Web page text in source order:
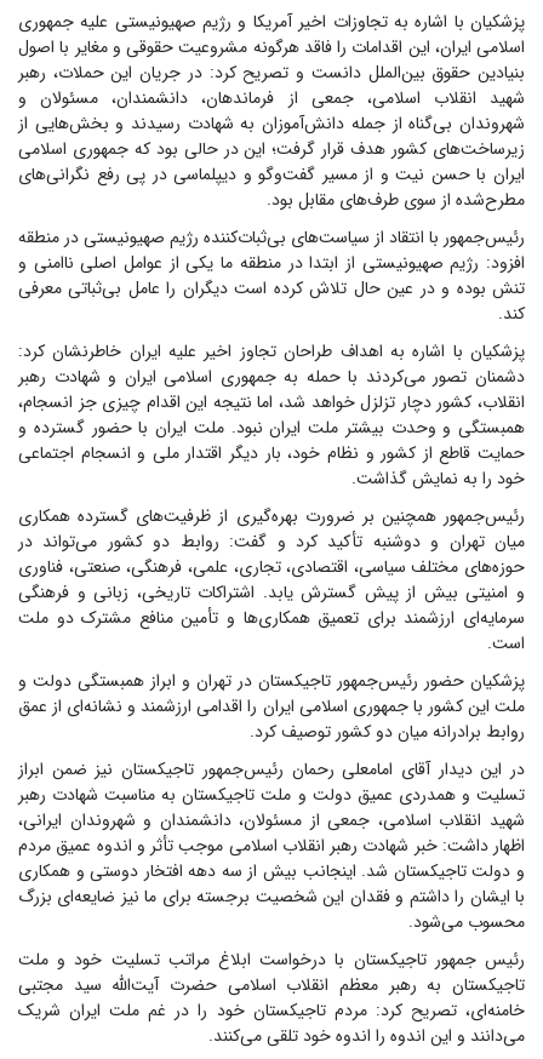
پزشکیان با اشاره به تجاوزات اخیر آمریکا و رژیم صهیونیستی علیه جمهوری
اسلامی ایران، این اقدامات را فاقد هرگونه مشروعیت حقوقی و مغایر با اصول
بنیادین حقوق بین‌الملل دانست و تصریح کرد: در جریان این حملات، رهبر
شهید انقلاب اسلامی، جمعی از فرماندهان، دانشمندان، مسئولان و
شهروندان بی‌گناه از جمله دانش‌آموزان به شهادت رسیدند و بخش‌هایی از
زیرساخت‌های کشور هدف قرار گرفت؛ این در حالی بود که جمهوری اسلامی
ایران با حسن نیت و از مسیر گفت‌و‌گو و دیپلماسی در پی رفع نگرانی‌های
مطرح‌شده از سوی طرف‌های مقابل بود.
رئیس‌جمهور با انتقاد از سیاست‌های بی‌ثبات‌کننده رژیم صهیونیستی در منطقه
افزود: رژیم صهیونیستی از ابتدا در منطقه ما یکی از عوامل اصلی ناامنی و
تنش بوده و در عین حال تلاش کرده است دیگران را عامل بی‌ثباتی معرفی
کند.
پزشکیان با اشاره به اهداف طراحان تجاوز اخیر علیه ایران خاطرنشان کرد:
دشمنان تصور می‌کردند با حمله به جمهوری اسلامی ایران و شهادت رهبر
انقلاب، کشور دچار تزلزل خواهد شد، اما نتیجه این اقدام چیزی جز انسجام،
همبستگی و وحدت بیشتر ملت ایران نبود. ملت ایران با حضور گسترده و
حمایت قاطع از کشور و نظام خود، بار دیگر اقتدار ملی و انسجام اجتماعی
خود را به نمایش گذاشت.
رئیس‌جمهور همچنین بر ضرورت بهره‌گیری از ظرفیت‌های گسترده همکاری
میان تهران و دوشنبه تأکید کرد و گفت: روابط دو کشور می‌تواند در
حوزه‌های مختلف سیاسی، اقتصادی، تجاری، علمی، فرهنگی، صنعتی، فناوری
و امنیتی بیش از پیش گسترش یابد. اشتراکات تاریخی، زبانی و فرهنگی
سرمایه‌ای ارزشمند برای تعمیق همکاری‌ها و تأمین منافع مشترک دو ملت
است.
پزشکیان حضور رئیس‌جمهور تاجیکستان در تهران و ابراز همبستگی دولت و
ملت این کشور با جمهوری اسلامی ایران را اقدامی ارزشمند و نشانه‌ای از عمق
روابط برادرانه میان دو کشور توصیف کرد.
در این دیدار آقای امامعلی رحمان رئیس‌جمهور تاجیکستان نیز ضمن ابراز
تسلیت و همدردی عمیق دولت و ملت تاجیکستان به مناسبت شهادت رهبر
شهید انقلاب اسلامی، جمعی از مسئولان، دانشمندان و شهروندان ایرانی،
اظهار داشت: خبر شهادت رهبر انقلاب اسلامی موجب تأثر و اندوه عمیق مردم
و دولت تاجیکستان شد. اینجانب بیش از سه دهه افتخار دوستی و همکاری
با ایشان را داشتم و فقدان این شخصیت برجسته برای ما نیز ضایعه‌ای بزرگ
محسوب می‌شود.
رئیس جمهور تاجیکستان با درخواست ابلاغ مراتب تسلیت خود و ملت
تاجیکستان به رهبر معظم انقلاب اسلامی حضرت آیت‌الله سید مجتبی
خامنه‌ای، تصریح کرد: مردم تاجیکستان خود را در غم ملت ایران شریک
می‌دانند و این اندوه را اندوه خود تلقی می‌کنند.